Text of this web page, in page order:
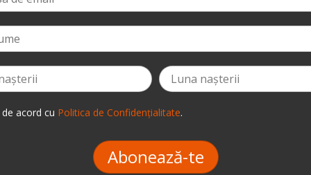
acord cu Politica de Confidențialitate.
Abonează-te